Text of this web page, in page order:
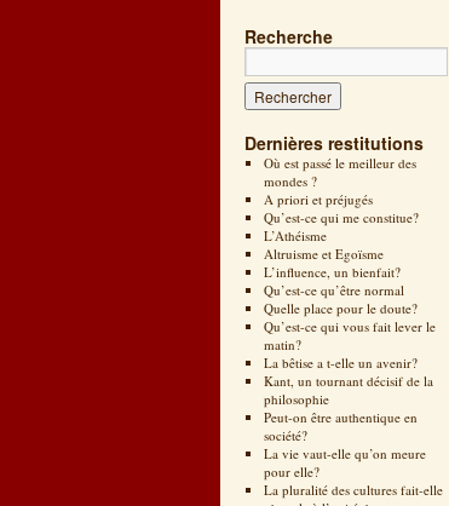
Recherche
Dernières restitutions
Où est passé le meilleur des
mondes ?
A priori et préjugés
Qu’est-ce qui me constitue?
L’Athéisme
Altruisme et Egoïsme
L’influence, un bienfait?
Qu’est-ce qu’être normal
Quelle place pour le doute?
Qu’est-ce qui vous fait lever le
matin?
La bêtise a t-elle un avenir?
Kant, un tournant décisif de la
philosophie
Peut-on être authentique en
société?
La vie vaut-elle qu’on meure
pour elle?
La pluralité des cultures fait-elle